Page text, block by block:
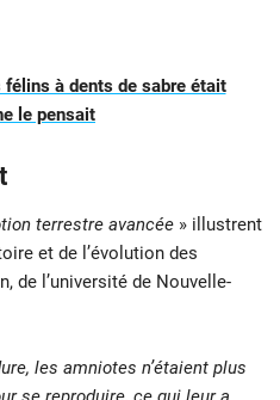
félins à dents de sabre était
le pensait
terrestre avancée » illustrent
et de l’évolution des
de l’université de Nouvelle-
les amniotes n’étaient plus